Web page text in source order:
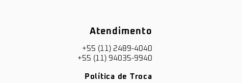
Política de Troca
Atendimento
+55 (11) 2489-4040
+55 (11) 94035-9940